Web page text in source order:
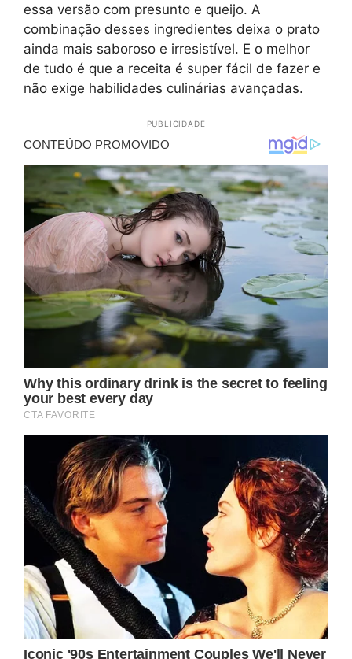
essa versão com presunto e queijo. A
combinação desses ingredientes deixa o prato
ainda mais saboroso e irresistível. E o melhor
de tudo é que a receita é super fácil de fazer e
não exige habilidades culinárias avançadas.
PUBLICIDADE